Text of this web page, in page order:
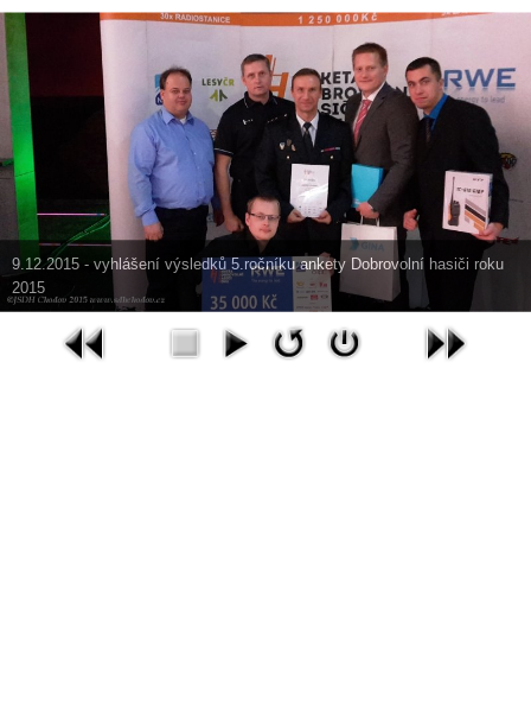
9.12.2015 - vyhlášení výsledků 5.ročníku ankety Dobrovolní hasiči roku
2015